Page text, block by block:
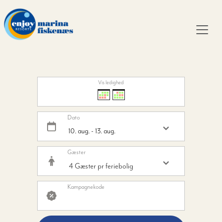
Vis ledighed
Dato
Gæster
Kampagnekode